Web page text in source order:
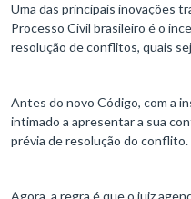
Uma das principais inovações
Processo Civil brasileiro é o
resolução de conflitos, quais
Antes do novo Código, com a
intimado a apresentar a sua
prévia de resolução do conflito.